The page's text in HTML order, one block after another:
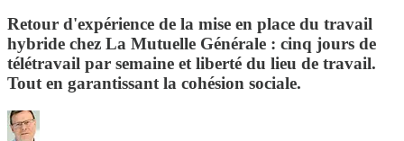
Retour d'expérience de la mise en place du travail
hybride chez La Mutuelle Générale : cinq jours de
télétravail par semaine et liberté du lieu de travail.
Tout en garantissant la cohésion sociale.